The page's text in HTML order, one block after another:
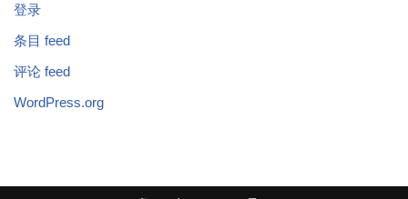
登录
条目 feed
评论 feed
WordPress.org